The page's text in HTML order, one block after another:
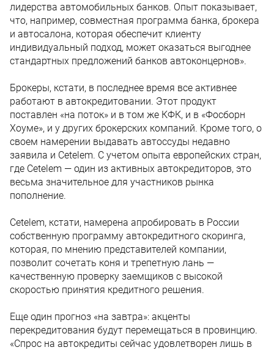
лидерства автомобильных банков. Опыт показывает,
что, например, совместная программа банка, брокера
и автосалона, которая обеспечит клиенту
индивидуальный подход, может оказаться выгоднее
стандартных предложений банков автоконцернов».
Брокеры, кстати, в последнее время все активнее
работают в автокредитовании. Этот продукт
поставлен «на поток» и в том же КФК, и в «Фосборн
Хоуме», и у других брокерских компаний. Кроме того, о
своем намерении выдавать автоссуды недавно
заявила и Cetelem. С учетом опыта европейских стран,
где Cetelem — один из активных автокредиторов, это
весьма значительное для участников рынка
пополнение.
Cetelem, кстати, намерена апробировать в России
собственную программу автокредитного скоринга,
которая, по мнению представителей компании,
позволит сочетать коня и трепетную лань —
качественную проверку заемщиков с высокой
скоростью принятия кредитного решения.
Еще один прогноз «на завтра»: акценты
перекредитования будут перемещаться в провинцию.
«Спрос на автокредиты сейчас удовлетворен лишь в